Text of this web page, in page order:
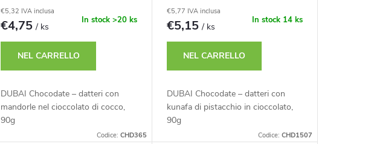
€5,32 IVA inclusa
€4,75/ ks
In stock >20 ks
NEL CARRELLO
DUBAI Chocodate – datteri con
mandorle nel cioccolato di cocco,
90g
Codice: CHD365
€5,77 IVA inclusa
€5,15/ ks
In stock 14 ks
NEL CARRELLO
DUBAI Chocodate – datteri con
kunafa di pistacchio in cioccolato,
90g
Codice: CHD1507